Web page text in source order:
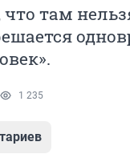
что там
1 235